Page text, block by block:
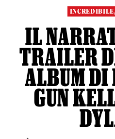
IL
TRAILER
ALBUM DI
GUN